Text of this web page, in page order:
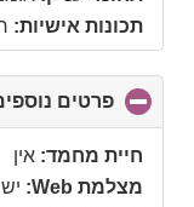
תכונות אישיות:
פרטים
חיית מחמד: אין
מצלמת Web: